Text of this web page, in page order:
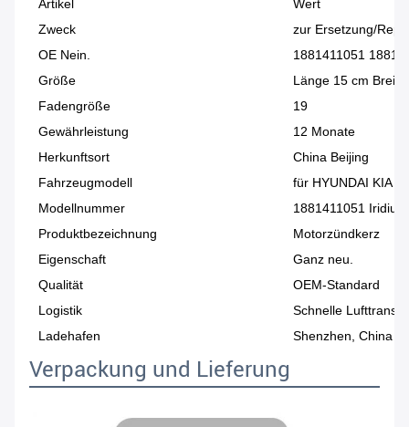
Artikel
Wert
Zweck
zur Ersetzung/
OE Nein.
1881411051
Größe
Länge 15 cm
Fadengröße
19
Gewährleistung
12 Monate
Herkunftsort
China Beijing
Fahrzeugmodell
für HYUNDAI KIA
Modellnummer
1881411051
Produktbezeichnung
Motorzündkerz
Eigenschaft
Ganz neu.
Qualität
OEM-Standard
Logistik
Schnelle
Ladehafen
Shenzhen, China
Verpackung und Lieferung